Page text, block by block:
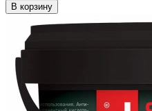
В корзину